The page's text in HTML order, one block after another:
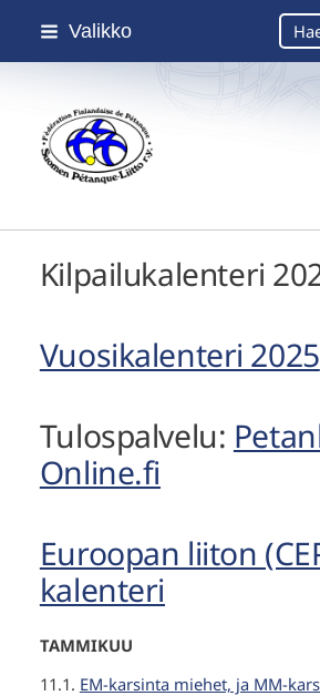
Siirry
Valikko
Suomen Petanque-
Kilpailukalenteri
Vuosikalenteri 2025
Tulospalvelu:
Online.fi
Euroopan liiton
kalenteri
TAMMIKUU
11.1. EM-karsinta miehet, ja MM-